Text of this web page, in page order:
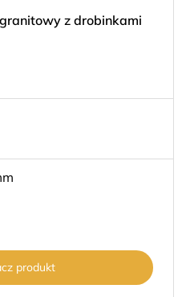
z drobinkami
produkt